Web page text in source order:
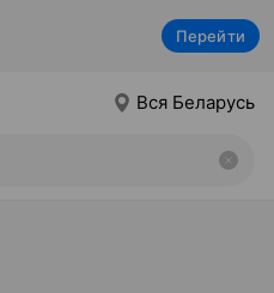
Перейти
Вся Беларусь